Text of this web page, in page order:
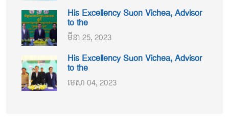
His Excellency Suon Vichea, Advisor
to the
មីនា 25, 2023
His Excellency Suon Vichea, Advisor
to the
មេសា 04, 2023